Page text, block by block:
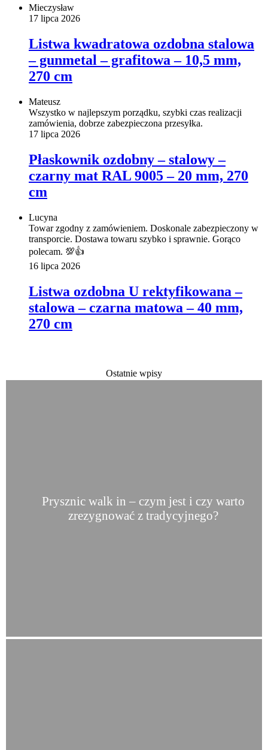
Mieczysław
17 lipca 2026
Listwa kwadratowa ozdobna stalowa
– gunmetal – grafitowa – 10,5 mm,
270 cm
Mateusz
Wszystko w najlepszym porządku, szybki czas realizacji
zamówienia, dobrze zabezpieczona przesyłka.
17 lipca 2026
Płaskownik ozdobny – stalowy –
czarny mat RAL 9005 – 20 mm, 270
cm
Lucyna
Towar zgodny z zamówieniem. Doskonale zabezpieczony w
transporcie. Dostawa towaru szybko i sprawnie. Gorąco
polecam. 💯👍️
16 lipca 2026
Listwa ozdobna U rektyfikowana –
stalowa – czarna matowa – 40 mm,
270 cm
Ostatnie wpisy
Prysznic walk in – czym jest i czy warto
zrezygnować z tradycyjnego?